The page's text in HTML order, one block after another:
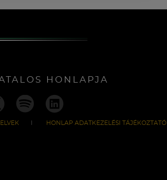
HONLAPJA
HONLAP ADATKEZELÉSI TÁJÉKOZTATÓ